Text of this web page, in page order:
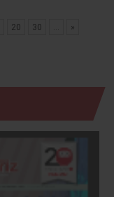
20 30
»